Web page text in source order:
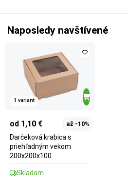
Naposledy navštívené
1 variant
od 1,10 € až -10%
Darčeková krabica s
priehľadným vekom
200x200x100
Skladom